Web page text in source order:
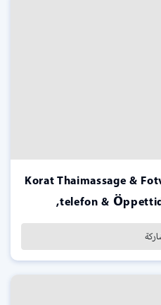
Korat Thaimassage &
telefon &